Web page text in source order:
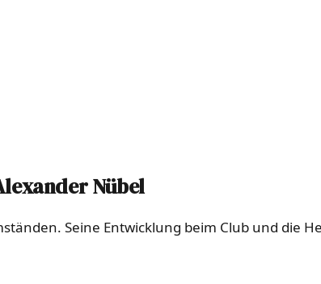
Nübel
Seine Entwicklung beim Club und die